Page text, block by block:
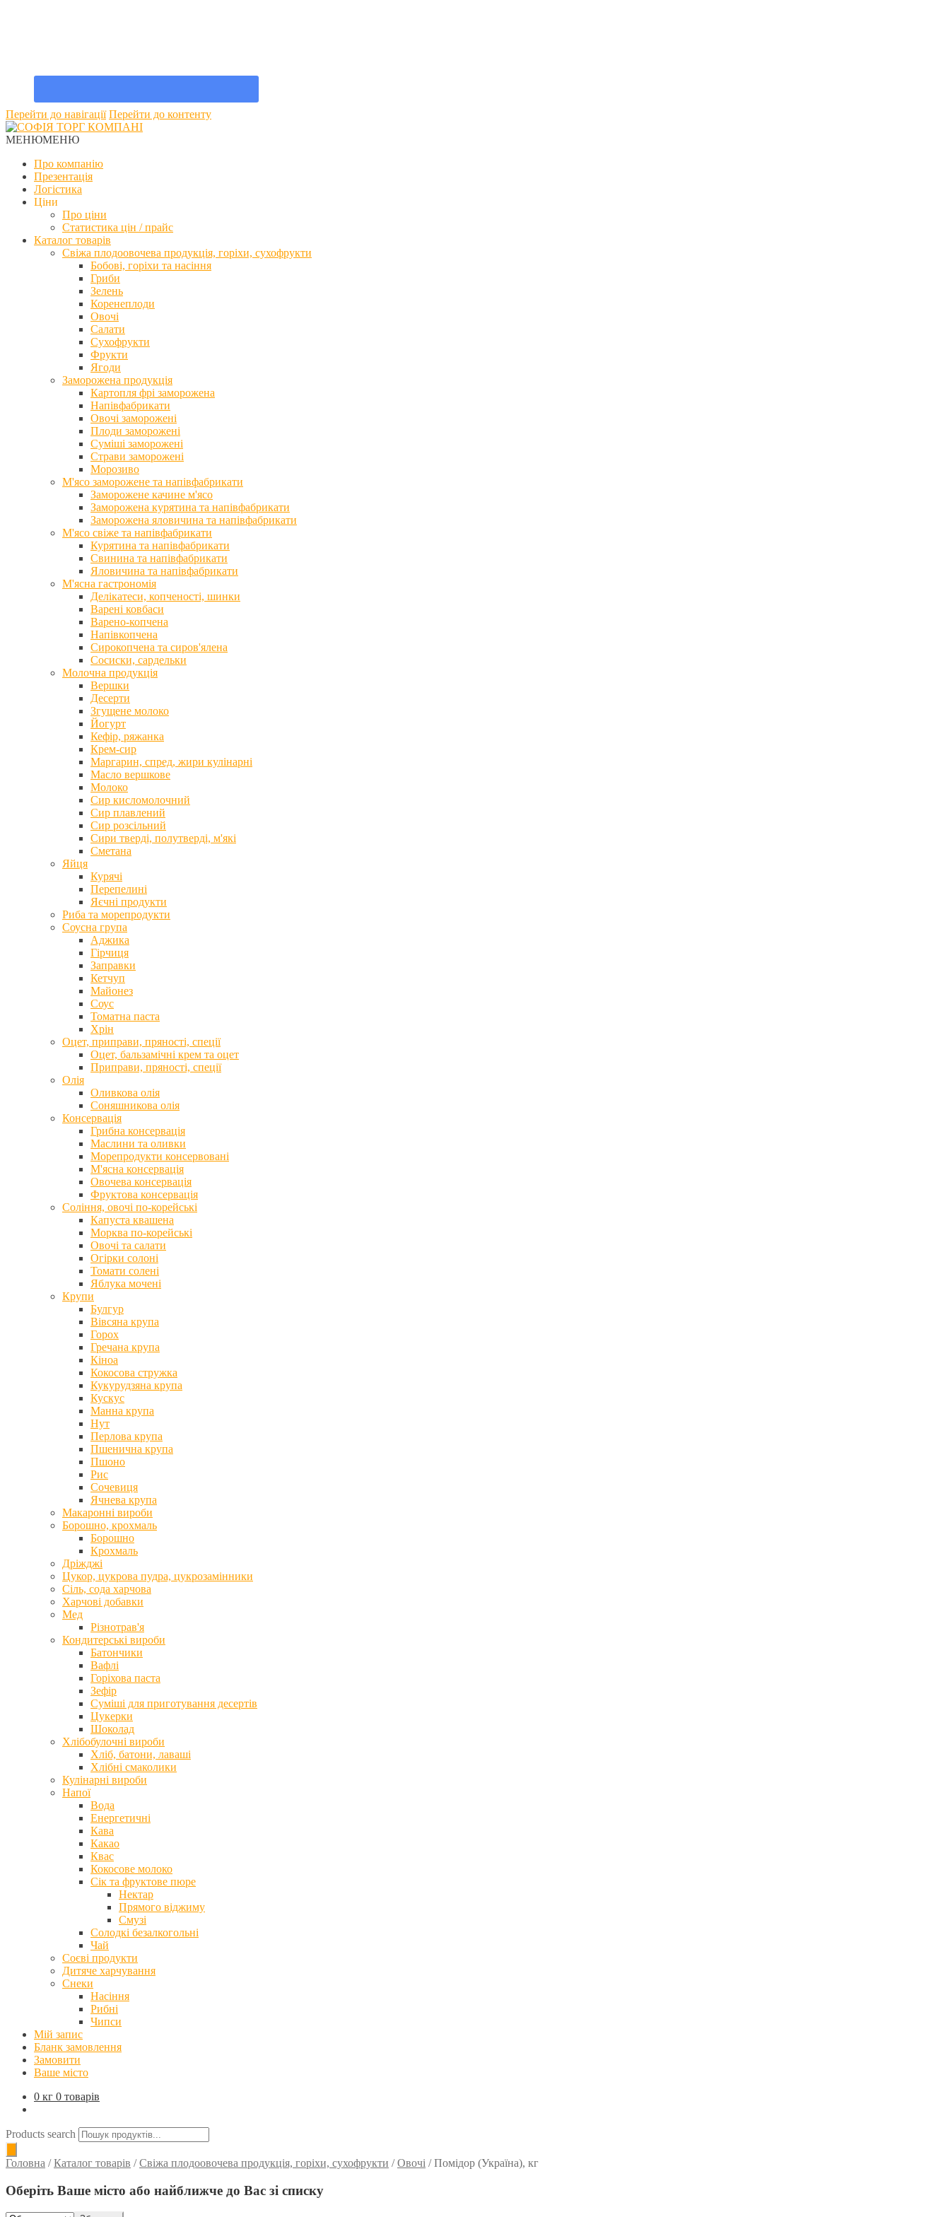
Перейти до навігації Перейти до контенту
МЕНЮМЕНЮ
Про компанію
Презентація
Логістика
Ціни
Про ціни
Статистика цін / прайс
Каталог товарів
Свіжа плодоовочева продукція, горіхи, сухофрукти
Бобові, горіхи та насіння
Гриби
Зелень
Коренеплоди
Овочі
Салати
Сухофрукти
Фрукти
Ягоди
Заморожена продукція
Картопля фрі заморожена
Напівфабрикати
Овочі заморожені
Плоди заморожені
Суміші заморожені
Страви заморожені
Морозиво
М'ясо заморожене та напівфабрикати
Заморожене качине м'ясо
Заморожена курятина та напівфабрикати
Заморожена яловичина та напівфабрикати
М'ясо свіже та напівфабрикати
Курятина та напівфабрикати
Свинина та напівфабрикати
Яловичина та напівфабрикати
М'ясна гастрономія
Делікатеси, копченості, шинки
Варені ковбаси
Варено-копчена
Напівкопчена
Сирокопчена та сиров'ялена
Сосиски, сардельки
Молочна продукція
Вершки
Десерти
Згущене молоко
Йогурт
Кефір, ряжанка
Крем-сир
Маргарин, спред, жири кулінарні
Масло вершкове
Молоко
Сир кисломолочний
Сир плавлений
Сир розсільний
Сири тверді, полутверді, м'які
Сметана
Яйця
Курячі
Перепелині
Яєчні продукти
Риба та морепродукти
Соусна група
Аджика
Гірчиця
Заправки
Кетчуп
Майонез
Соус
Томатна паста
Хрін
Оцет, приправи, пряності, спеції
Оцет, бальзамічні крем та оцет
Приправи, пряності, спеції
Олія
Оливкова олія
Соняшникова олія
Консервація
Грибна консервація
Маслини та оливки
Морепродукти консервовані
М'ясна консервація
Овочева консервація
Фруктова консервація
Соління, овочі по-корейські
Капуста квашена
Морква по-корейські
Овочі та салати
Огірки солоні
Томати солені
Яблука мочені
Крупи
Булгур
Вівсяна крупа
Горох
Гречана крупа
Кіноа
Кокосова стружка
Кукурудзяна крупа
Кускус
Манна крупа
Нут
Перлова крупа
Пшенична крупа
Пшоно
Рис
Сочевиця
Ячнева крупа
Макаронні вироби
Борошно, крохмаль
Борошно
Крохмаль
Дріжджі
Цукор, цукрова пудра, цукрозамінники
Сіль, сода харчова
Харчові добавки
Мед
Різнотрав'я
Кондитерські вироби
Батончики
Вафлі
Горіхова паста
Зефір
Суміші для приготування десертів
Цукерки
Шоколад
Хлібобулочні вироби
Хліб, батони, лаваші
Хлібні смаколики
Кулінарні вироби
Напої
Вода
Енергетичні
Кава
Какао
Квас
Кокосове молоко
Сік та фруктове пюре
Нектар
Прямого віджиму
Смузі
Солодкі безалкогольні
Чай
Соєві продукти
Дитяче харчування
Снеки
Насіння
Рибні
Чипси
Мій запис
Бланк замовлення
Замовити
Ваше місто
0 кг 0 товарів
Products search
Головна /Каталог товарів /Свіжа плодоовочева продукція, горіхи, сухофрукти /Овочі /Помідор (Україна), кг
Оберіть Ваше місто або найближче до Вас зі списку